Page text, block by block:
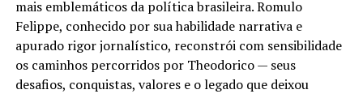
mais emblemáticos da política brasileira. Romulo
Felippe, conhecido por sua habilidade narrativa e
apurado rigor jornalístico, reconstrói com sensibilidade
os caminhos percorridos por Theodorico — seus
desafios, conquistas, valores e o legado que deixou